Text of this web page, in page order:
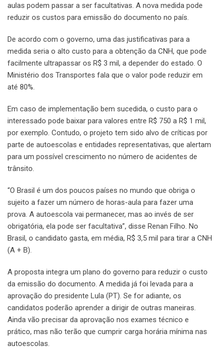
aulas podem passar a ser facultativas. A nova medida pode
reduzir os custos para emissão do documento no país.
De acordo com o governo, uma das justificativas para a
medida seria o alto custo para a obtenção da CNH, que pode
facilmente ultrapassar os R$ 3 mil, a depender do estado. O
Ministério dos Transportes fala que o valor pode reduzir em
até 80%.
Em caso de implementação bem sucedida, o custo para o
interessado pode baixar para valores entre R$ 750 a R$ 1 mil,
por exemplo. Contudo, o projeto tem sido alvo de críticas por
parte de autoescolas e entidades representativas, que alertam
para um possível crescimento no número de acidentes de
trânsito.
“O Brasil é um dos poucos países no mundo que obriga o
sujeito a fazer um número de horas-aula para fazer uma
prova. A autoescola vai permanecer, mas ao invés de ser
obrigatória, ela pode ser facultativa”, disse Renan Filho. No
Brasil, o candidato gasta, em média, R$ 3,5 mil para tirar a CNH
(A + B).
A proposta integra um plano do governo para reduzir o custo
da emissão do documento. A medida já foi levada para a
aprovação do presidente Lula (PT). Se for adiante, os
candidatos poderão aprender a dirigir de outras maneiras.
Ainda vão precisar da aprovação nos exames técnico e
prático, mas não terão que cumprir carga horária mínima nas
autoescolas.